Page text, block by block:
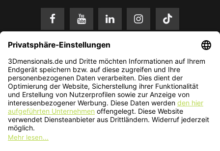
* Alle Preise in EUR inkl. gesetzl. Mehrwertsteuer zzgl. Versandkosten.
Änderungen und Irrtümer vorbehalten. Nur solange der Vorrat reicht.
© 2026 3Dmensionals / PONTIALIS GmbH & Co. KG - All Rights Reserved.​
Kundenbewertung